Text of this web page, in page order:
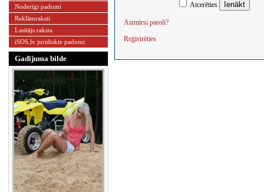
Noderīgi padomi
Reklāmraksti
Lasītājs raksta
iSOS.lv juridiskie padomi
Gadījuma bilde
Atcerēties
Aizmirsi paroli?
Reģistrēties